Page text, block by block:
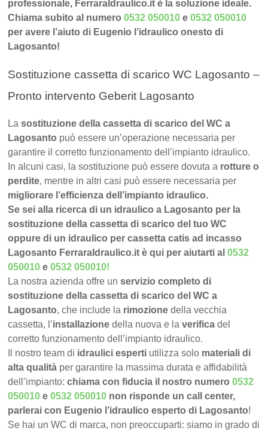
professionale, FerraraIdraulico.it è la soluzione ideale.
Chiama subito al numero0532 050010 e0532 050010
per avere l’aiuto di Eugenio l’idraulico onesto di
Lagosanto!
Sostituzione cassetta di scarico WC Lagosanto –
Pronto intervento Geberit Lagosanto
Lasostituzione della cassetta di scarico del WC a
Lagosanto può essere un’operazione necessaria per
garantire il corretto funzionamento dell’impianto idraulico.
In alcuni casi, la sostituzione può essere dovuta a rotture o
perdite, mentre in altri casi può essere necessaria per
migliorare l’efficienza dell’impianto idraulico.
Se sei alla ricerca di un idraulico a Lagosanto per la
sostituzione della cassetta di scarico del tuo WC
oppure di un idraulico per cassetta catis ad incasso
Lagosanto FerraraIdraulico.it è qui per aiutarti al0532
050010 e0532 050010!
La nostra azienda offre unservizio completo di
sostituzione della cassetta di scarico del WC a
Lagosanto, che include la rimozione della vecchia
cassetta, l’installazione della nuova e laverifica del
corretto funzionamento dell’impianto idraulico.
Il nostro team di idraulici esperti utilizza solo materiali di
alta qualità per garantire la massima durata e affidabilità
dell’impianto:chiama con fiducia il nostro numero0532
050010 e0532 050010 non risponde un call center,
parlerai con Eugenio l’idraulico esperto di Lagosanto!
Se hai un WC di marca, non preoccuparti: siamo in grado di